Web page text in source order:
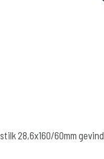
28,6x160/60mm gevind